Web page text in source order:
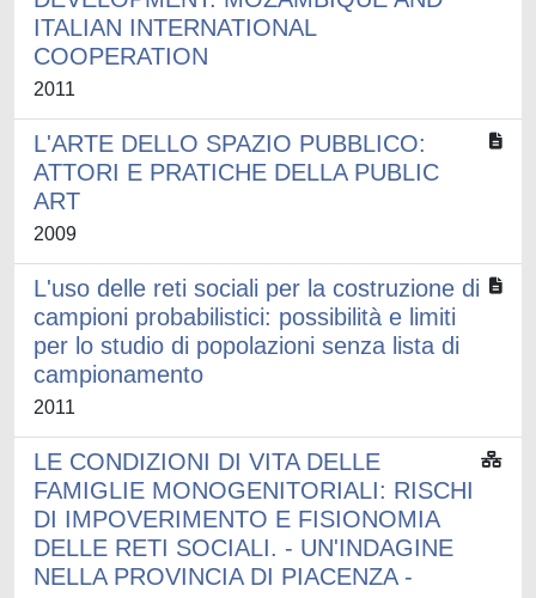
ITALIAN INTERNATIONAL
COOPERATION
2011
L'ARTE DELLO SPAZIO PUBBLICO:
ATTORI E PRATICHE DELLA PUBLIC
ART
2009
L'uso delle reti sociali per la costruzione di
campioni probabilistici: possibilità e limiti
per lo studio di popolazioni senza lista di
campionamento
2011
LE CONDIZIONI DI VITA DELLE
FAMIGLIE MONOGENITORIALI: RISCHI
DI IMPOVERIMENTO E FISIONOMIA
DELLE RETI SOCIALI. - UN'INDAGINE
NELLA PROVINCIA DI PIACENZA -